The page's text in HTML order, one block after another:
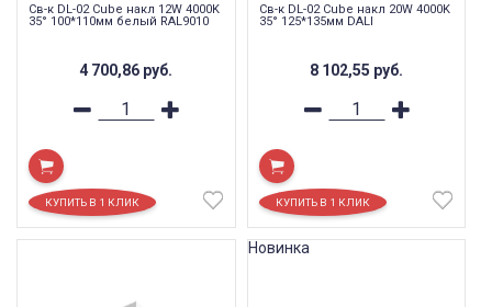
Св-к DL-02 Cube накл 12W 4000K
35° 100*110мм белый RAL9010
4 700,86 руб.
Св-к DL-02 Cube накл 20W 4000K
35° 125*135мм DALI
8 102,55 руб.
Новинка